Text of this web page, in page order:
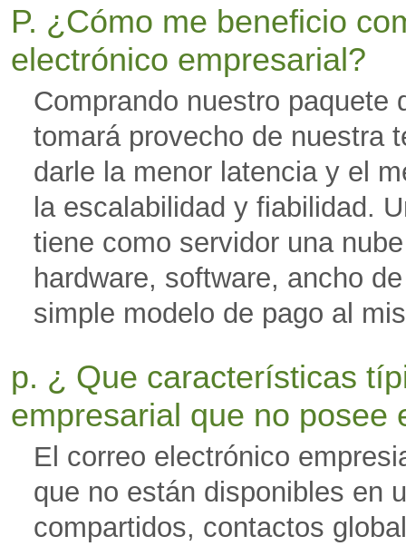
P. ¿Cómo me beneficio
electrónico empresarial?
Comprando nuestro paquete
tomará provecho de nuestra
darle la menor latencia y el
la escalabilidad y fiabilidad.
tiene como servidor una
hardware, software, ancho
simple modelo de pago al
p. ¿ Que características
empresarial que no
El correo electrónico
que no están disponibles en
compartidos, contactos